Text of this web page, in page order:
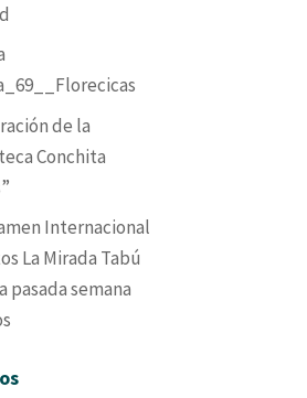
de la
Conchita
Internacional
La Mirada Tabú
pasada semana